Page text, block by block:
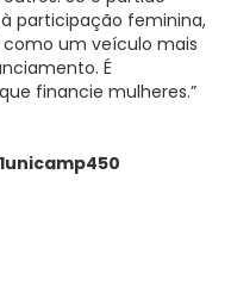
participação feminina,
um veículo mais
É
financie mulheres.”